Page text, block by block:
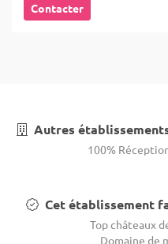
Contacter
Autres
100%
Cet établissement
Top châteaux
Domaine de